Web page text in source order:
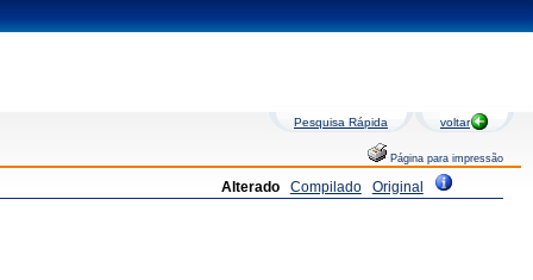
Pesquisa Rápida voltar
Página para impressão
Alterado Compilado Original